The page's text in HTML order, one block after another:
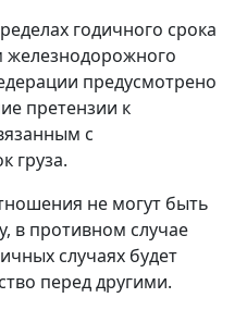
годичного срока
железнодорожного
предусмотрено
претензии к
с
груза.
не могут быть
в противном случае
случаях будет
перед другими.